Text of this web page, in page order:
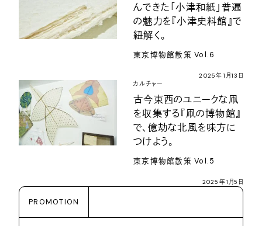
んできた「小津和紙」普遍
の魅力を『小津史料館』で
紐解く。
東京博物館散策 Vol.6
2025年1月13日
カルチャー
古今東西のユニークな凧
を収集する『凧の博物館』
で、億劫な北風を味方に
つけよう。
東京博物館散策 Vol.5
2025年1月5日
PROMOTION